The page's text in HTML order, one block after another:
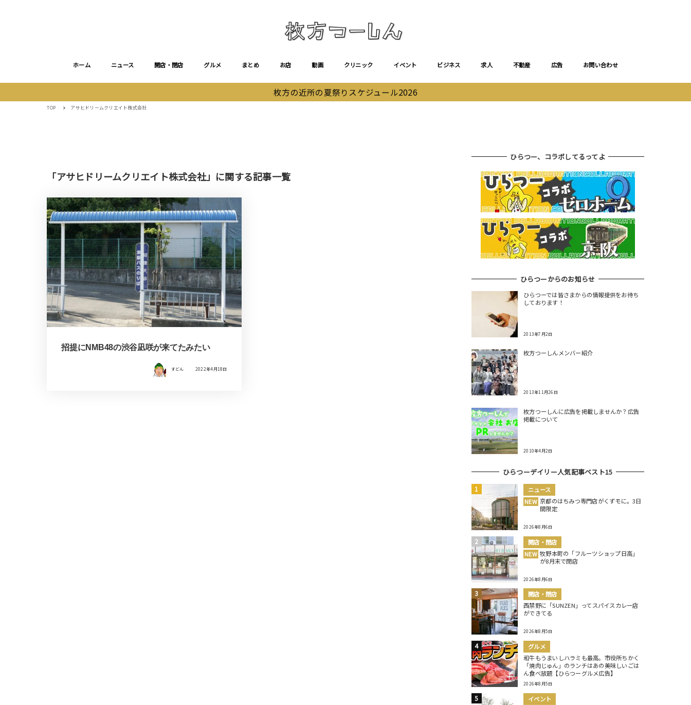
ホーム ニュース 開店・閉店 グルメ まとめ お店 動画 クリニック イベント ビジネス 求人 不動産 広告 お問い合わせ
枚方の近所の夏祭りスケジュール2026
TOP アサヒドリームクリエイト株式会社
「アサヒドリームクリエイト株式会社」に関する記事一覧
招提にNMB48の渋谷凪咲が来てたみたい
すどん 2022年4月18日
ひらつー、コラボしてるってよ
ひらつーからのお知らせ
ひらつーでは皆さまからの情報提供をお待ち
しております！
2013年7月2日
枚方つーしんメンバー紹介
2013年11月26日
枚方つーしんに広告を掲載しませんか？広告
掲載について
2010年4月2日
ひらつーデイリー人気記事ベスト15
ニュース
NEW 京都のはちみつ専門店がくずモに。3日
間限定
2026年8月6日
開店・閉店
NEW 牧野本町の「フルーツショップ日高」
が8月末で閉店
2026年8月6日
開店・閉店
西禁野に「SUNZEN」ってスパイスカレー店
ができてる
2026年8月5日
グルメ
和牛もうまいしハラミも最高。市役所ちかく
「焼肉じゅん」のランチはあの美味しいごは
ん食べ放題【ひらつーグルメ広告】
2026年8月5日
イベント